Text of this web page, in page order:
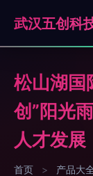
武汉五创科
松山湖国
创”阳光
人才发展
首页 > 产品大